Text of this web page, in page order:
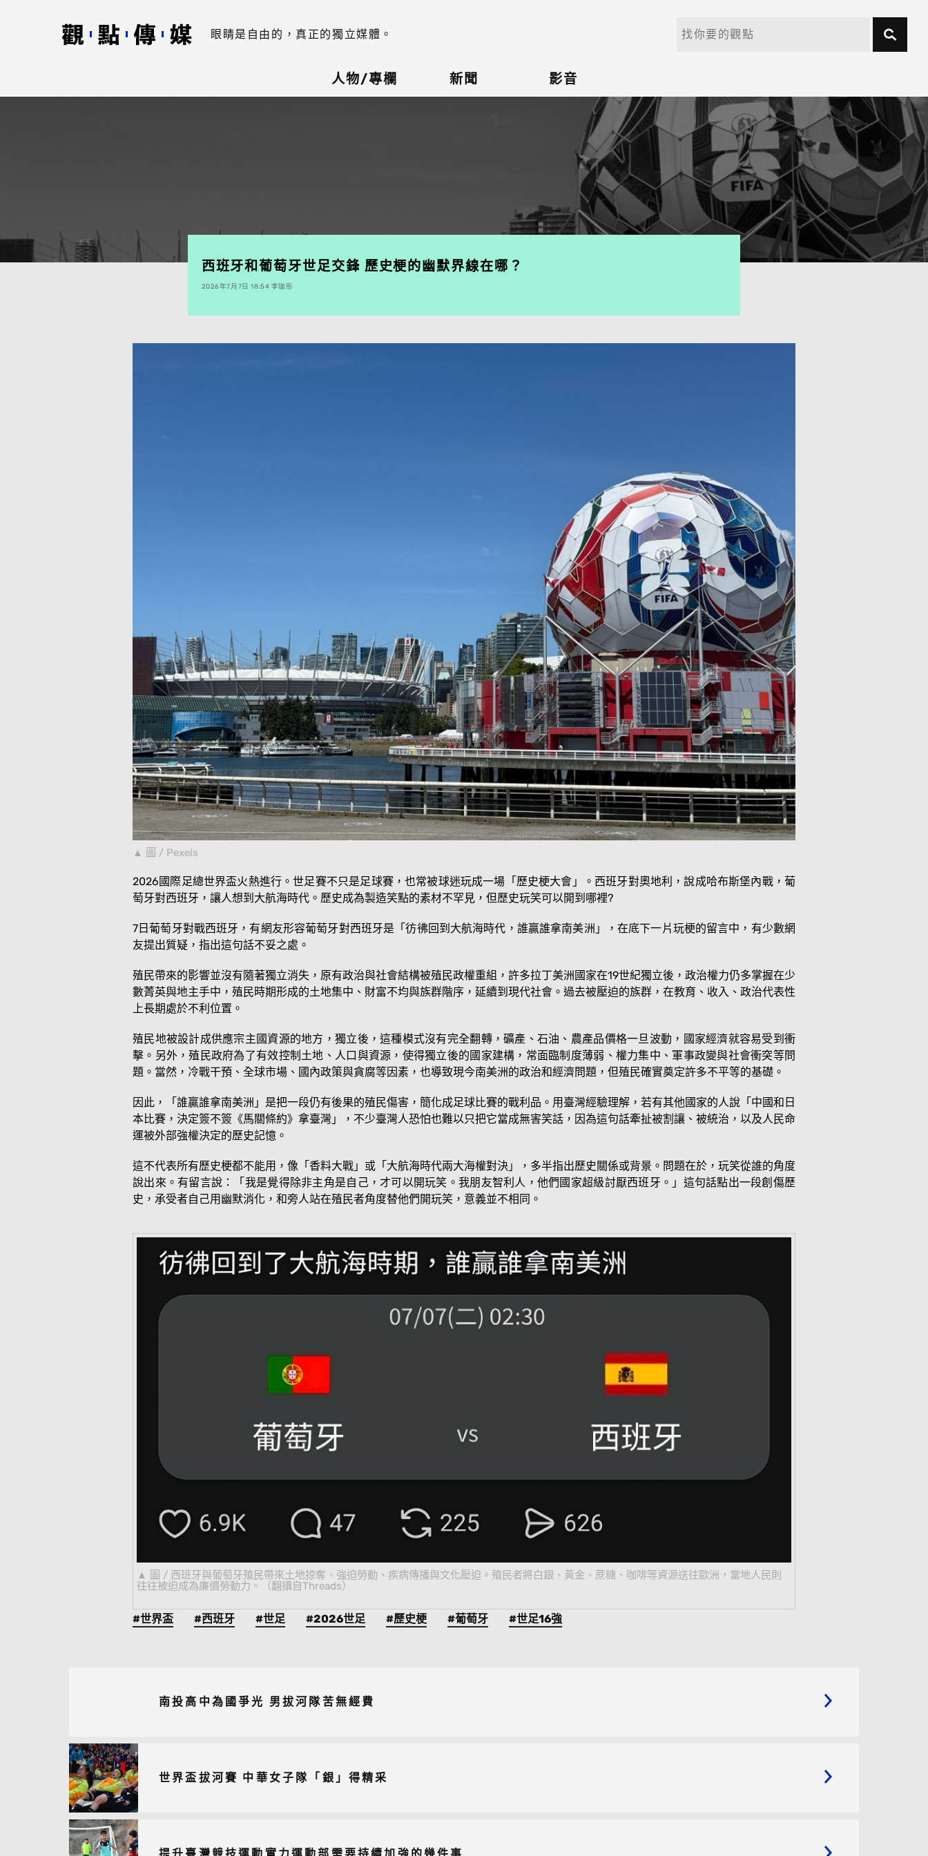
眼睛是自由的，真正的獨立媒體。
人物/專欄 新聞 影音
西班牙和葡萄牙世足交鋒 歷史梗的幽默界線在哪？
2026年7月7日 18:54 李珈彤
圖 / Pexels
2026國際足總世界盃火熱進行。世足賽不只是足球賽，也常被球迷玩成一場「歷史梗大會」。西班牙對奧地利，說成哈布斯堡內戰，葡
萄牙對西班牙，讓人想到大航海時代。歷史成為製造笑點的素材不罕見，但歷史玩笑可以開到哪裡?
7日葡萄牙對戰西班牙，有網友形容葡萄牙對西班牙是「彷彿回到大航海時代，誰贏誰拿南美洲」，在底下一片玩梗的留言中，有少數網
友提出質疑，指出這句話不妥之處。
殖民帶來的影響並沒有隨著獨立消失，原有政治與社會結構被殖民政權重組，許多拉丁美洲國家在19世紀獨立後，政治權力仍多掌握在少
數菁英與地主手中，殖民時期形成的土地集中、財富不均與族群階序，延續到現代社會。過去被壓迫的族群，在教育、收入、政治代表性
上長期處於不利位置。
殖民地被設計成供應宗主國資源的地方，獨立後，這種模式沒有完全翻轉，礦產、石油、農產品價格一旦波動，國家經濟就容易受到衝
擊。另外，殖民政府為了有效控制土地、人口與資源，使得獨立後的國家建構，常面臨制度薄弱、權力集中、軍事政變與社會衝突等問
題。當然，冷戰干預、全球市場、國內政策與貪腐等因素，也導致現今南美洲的政治和經濟問題，但殖民確實奠定許多不平等的基礎。
因此，「誰贏誰拿南美洲」是把一段仍有後果的殖民傷害，簡化成足球比賽的戰利品。用臺灣經驗理解，若有其他國家的人說「中國和日
本比賽，決定簽不簽《馬關條約》拿臺灣」，不少臺灣人恐怕也難以只把它當成無害笑話，因為這句話牽扯被割讓、被統治，以及人民命
運被外部強權決定的歷史記憶。
這不代表所有歷史梗都不能用，像「香料大戰」或「大航海時代兩大海權對決」，多半指出歷史關係或背景。問題在於，玩笑從誰的角度
說出來。有留言說：「我是覺得除非主角是自己，才可以開玩笑。我朋友智利人，他們國家超級討厭西班牙。」這句話點出一段創傷歷
史，承受者自己用幽默消化，和旁人站在殖民者角度替他們開玩笑，意義並不相同。
圖 / 西班牙與葡萄牙殖民帶來土地掠奪、強迫勞動、疾病傳播與文化壓迫。殖民者將白銀、黃金、蔗糖、咖啡等資源送往歐洲，當地人民則
往往被迫成為廉價勞動力。（翻攝自Threads）
#世界盃 #西班牙 #世足 #2026世足 #歷史梗 #葡萄牙 #世足16強
南投高中為國爭光 男拔河隊苦無經費
世界盃拔河賽 中華女子隊「銀」得精采